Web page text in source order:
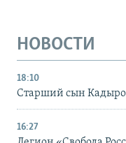
НОВОСТИ
18:10
Старший сын
16:27